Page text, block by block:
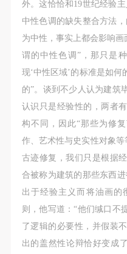
外。这恰恰和19世纪经验
中性色调的缺失整合方法
为中性，事实上都会影响
谓的中性色调”，那只是
现‘中性区域’的标准是如
的”。谈到不少人认为建筑
认识只是经验性的，两者
构不同，因此“那些为修
作、艺术性与史实性对象
古迹修复，我们只是根据
合被称为建筑的那些东西
出于经验主义而将油画的
则，他写道：“他们缄口不
了逻辑的必要性，并假装
出的盖然性论辩恰好变成